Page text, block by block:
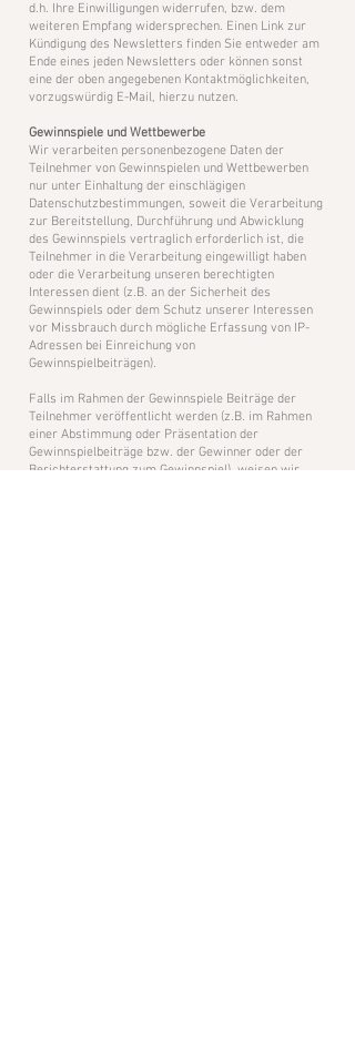
d.h. Ihre Einwilligungen widerrufen, bzw. dem
weiteren Empfang widersprechen. Einen Link zur
Kündigung des Newsletters finden Sie entweder am
Ende eines jeden Newsletters oder können sonst
eine der oben angegebenen Kontaktmöglichkeiten,
vorzugswürdig E-Mail, hierzu nutzen.
​Gewinnspiele und Wettbewerbe
Wir verarbeiten personenbezogene Daten der
Teilnehmer von Gewinnspielen und Wettbewerben
nur unter Einhaltung der einschlägigen
Datenschutzbestimmungen, soweit die Verarbeitung
zur Bereitstellung, Durchführung und Abwicklung
des Gewinnspiels vertraglich erforderlich ist, die
Teilnehmer in die Verarbeitung eingewilligt haben
oder die Verarbeitung unseren berechtigten
Interessen dient (z.B. an der Sicherheit des
Gewinnspiels oder dem Schutz unserer Interessen
vor Missbrauch durch mögliche Erfassung von IP-
Adressen bei Einreichung von
Gewinnspielbeiträgen).
Falls im Rahmen der Gewinnspiele Beiträge der
Teilnehmer veröffentlicht werden (z.B. im Rahmen
einer Abstimmung oder Präsentation der
Gewinnspielbeiträge bzw. der Gewinner oder der
Berichterstattung zum Gewinnspiel), weisen wir